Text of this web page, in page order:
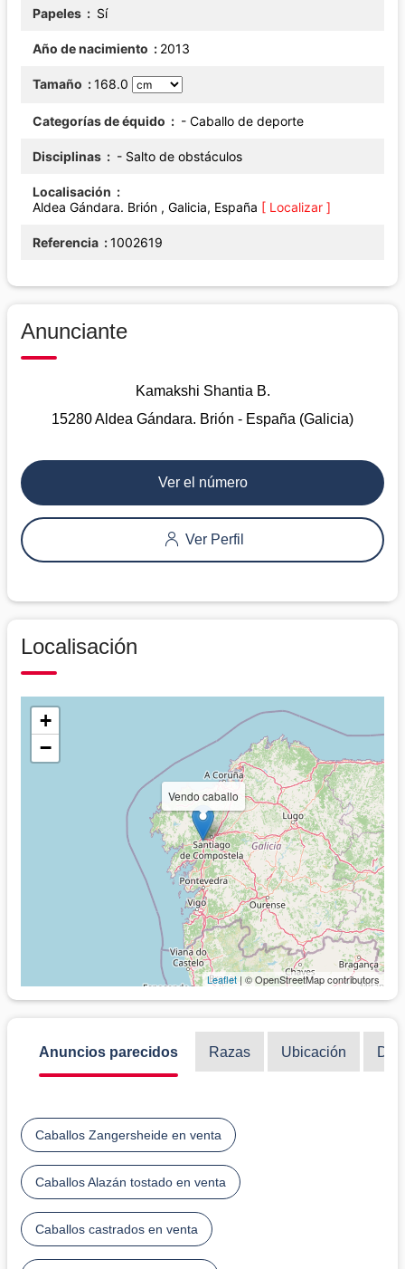
Papeles Sí
Año de nacimiento 2013
Tamaño 168.0
Categorías de équido - Caballo de deporte
Disciplinas - Salto de obstáculos
Localisación
Aldea Gándara. Brión , Galicia, España [ Localizar ]
Referencia 1002619
Anunciante
Kamakshi Shantia B.
15280 Aldea Gándara. Brión - España (Galicia)
Ver el número
Ver Perfil
Localisación
Vendo caballo
+
−
Leaflet | © OpenStreetMap contributors
Anuncios parecidos Razas Ubicación
Caballos Zangersheide en venta
Caballos Alazán tostado en venta
Caballos castrados en venta